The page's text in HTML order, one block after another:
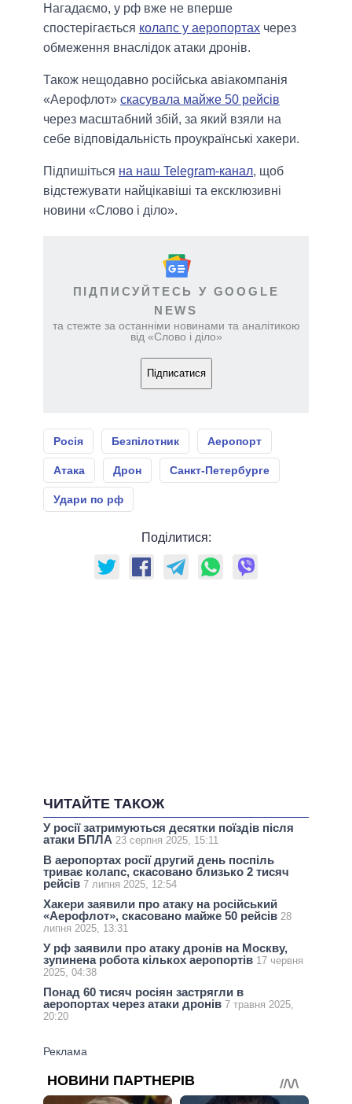
Нагадаємо, у рф вже не вперше
спостерігається колапс у аеропортах через
обмеження внаслідок атаки дронів.
Також нещодавно російська авіакомпанія
«Аерофлот» скасувала майже 50 рейсів
через масштабний збій, за який взяли на
себе відповідальність проукраїнські хакери.
Підпишіться на наш Telegram-канал, щоб
відстежувати найцікавіші та ексклюзивні
новини «Слово і діло».
ПІДПИСУЙТЕСЬ У GOOGLE
NEWS
та стежте за останніми новинами та аналітикою
від «Слово і діло»
Підписатися
Росія Безпілотник Аеропорт
Атака Дрон Санкт-Петербурге
Удари по рф
Поділитися:
ЧИТАЙТЕ ТАКОЖ
У росії затримуються десятки поїздів після
атаки БПЛА 23 серпня 2025, 15:11
В аеропортах росії другий день поспіль
триває колапс, скасовано близько 2 тисяч
рейсів 7 липня 2025, 12:54
Хакери заявили про атаку на російський
«Аерофлот», скасовано майже 50 рейсів 28
липня 2025, 13:31
У рф заявили про атаку дронів на Москву,
зупинена робота кількох аеропортів 17 червня
2025, 04:38
Понад 60 тисяч росіян застрягли в
аеропортах через атаки дронів 7 травня 2025,
20:20